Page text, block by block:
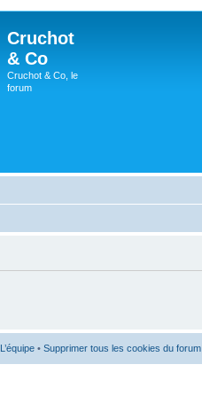
Cruchot
& Co
Cruchot & Co, le
forum
L’équipe • Supprimer tous les cookies du forum